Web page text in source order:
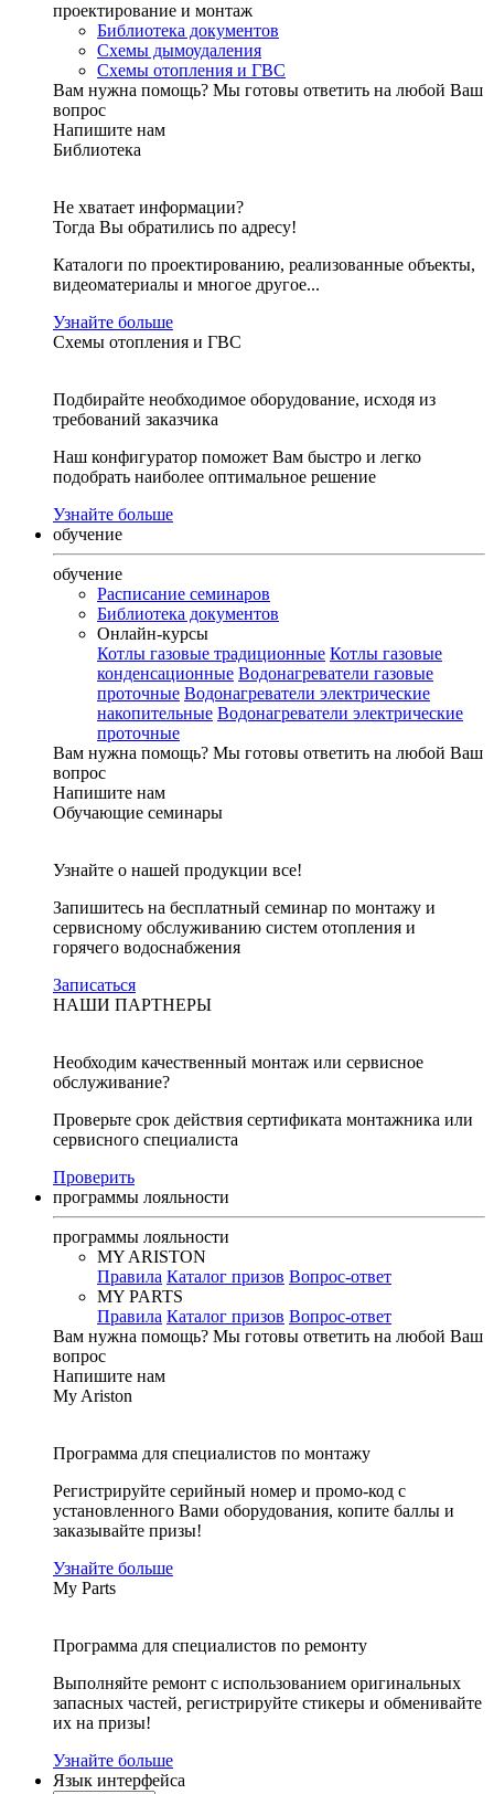
проектирование и монтаж
Библиотека документов
Схемы дымоудаления
Схемы отопления и ГВС
Вам нужна помощь? Мы готовы ответить на любой Ваш
вопрос
Напишите нам
Библиотека
Не хватает информации?
Тогда Вы обратились по адресу!
Каталоги по проектированию, реализованные объекты,
видеоматериалы и многое другое...
Узнайте больше
Схемы отопления и ГВС
Подбирайте необходимое оборудование, исходя из
требований заказчика
Наш конфигуратор поможет Вам быстро и легко
подобрать наиболее оптимальное решение
Узнайте больше
обучение
обучение
Расписание семинаров
Библиотека документов
Онлайн-курсы
Котлы газовые традиционные Котлы газовые
конденсационные Водонагреватели газовые
проточные Водонагреватели электрические
накопительные Водонагреватели электрические
проточные
Вам нужна помощь? Мы готовы ответить на любой Ваш
вопрос
Напишите нам
Обучающие семинары
Узнайте о нашей продукции все!
Запишитесь на бесплатный семинар по монтажу и
сервисному обслуживанию систем отопления и
горячего водоснабжения
Записаться
НАШИ ПАРТНЕРЫ
Необходим качественный монтаж или сервисное
обслуживание?
Проверьте срок действия сертификата монтажника или
сервисного специалиста
Проверить
программы лояльности
программы лояльности
MY ARISTON
Правила Каталог призов Вопрос-ответ
MY PARTS
Правила Каталог призов Вопрос-ответ
Вам нужна помощь? Мы готовы ответить на любой Ваш
вопрос
Напишите нам
My Ariston
Программа для специалистов по монтажу
Регистрируйте серийный номер и промо-код с
установленного Вами оборудования, копите баллы и
заказывайте призы!
Узнайте больше
My Parts
Программа для специалистов по ремонту
Выполняйте ремонт с использованием оригинальных
запасных частей, регистрируйте стикеры и обменивайте
их на призы!
Узнайте больше
Язык интерфейса